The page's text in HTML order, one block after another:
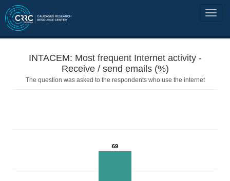
INTACEM: Most frequent Internet activity -
Receive / send emails (%)
The question was asked to the respondents who use the internet
69